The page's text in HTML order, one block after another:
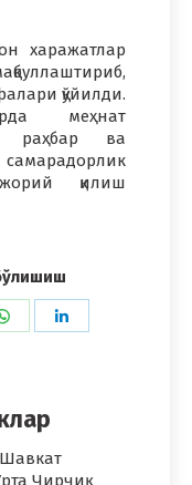
харажатлар
қўйилди.
меҳнат
раҳбар ва
қилиш
Share
Чирчиқ